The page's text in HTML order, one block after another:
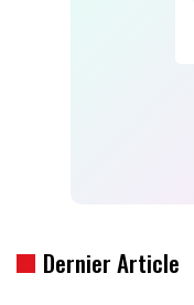
Dernier Article